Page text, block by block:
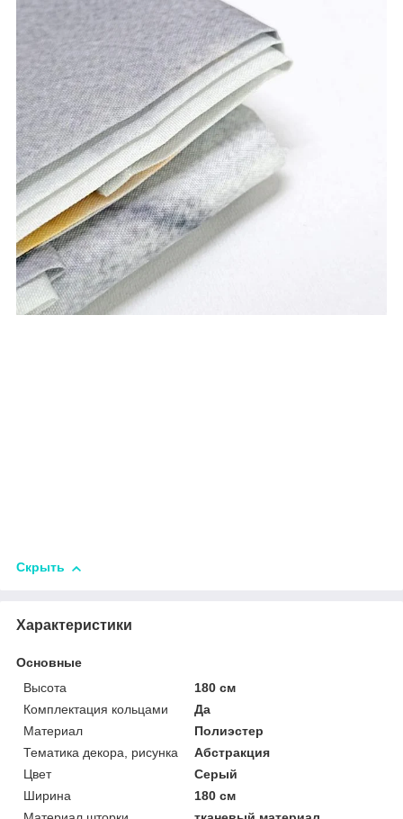
Скрыть
Характеристики
Основные
Высота
180 см
Комплектация кольцами
Да
Материал
Полиэстер
Тематика декора, рисунка
Абстракция
Цвет
Серый
Ширина
180 см